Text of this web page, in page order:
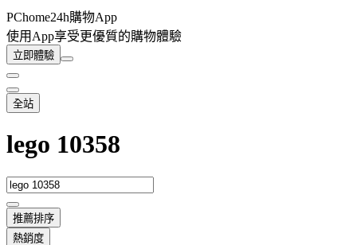
PChome24h購物App
使用App享受更優質的購物體驗
立即體驗
全站
lego 10358
推薦排序
熱銷度